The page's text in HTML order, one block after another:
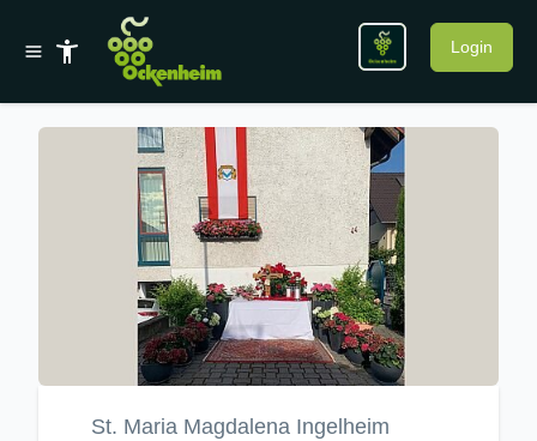
Login
St. Maria Magdalena Ingelheim